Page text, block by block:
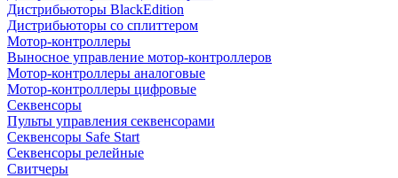
Дистрибьюторы BlackEdition
Дистрибьюторы со сплиттером
Мотор-контроллеры
Выносное управление мотор-контроллеров
Мотор-контроллеры аналоговые
Мотор-контроллеры цифровые
Секвенсоры
Пульты управления секвенсорами
Секвенсоры Safe Start
Секвенсоры релейные
Свитчеры